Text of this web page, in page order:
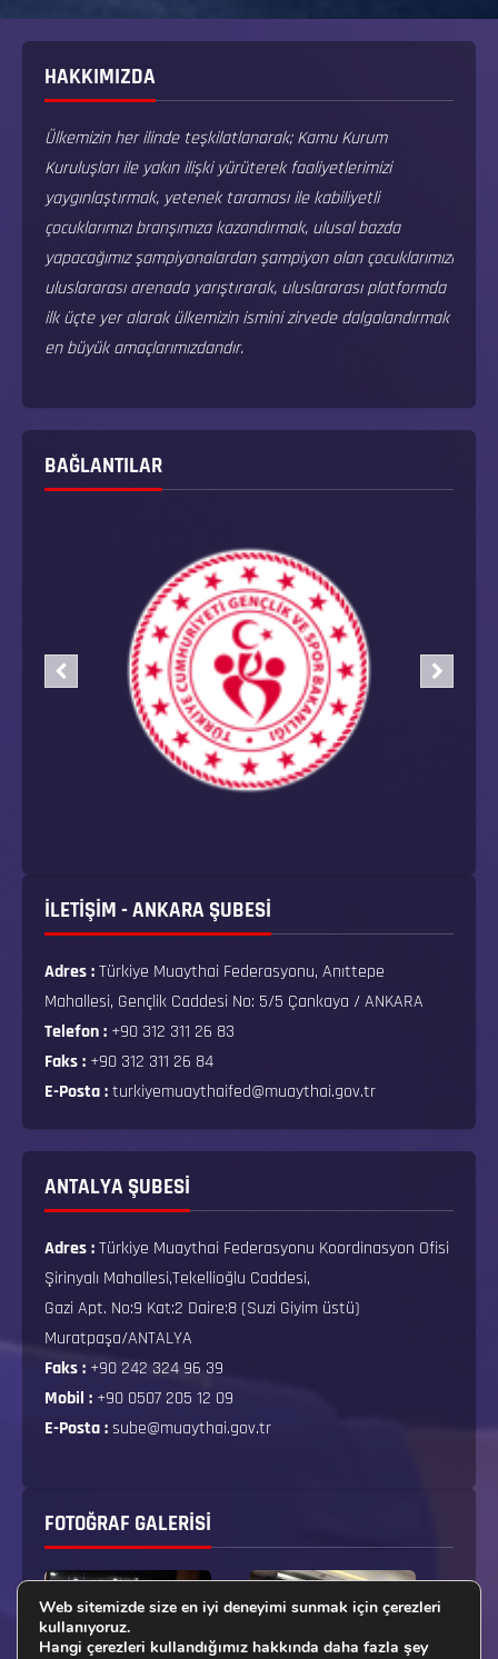
HAKKIMIZDA
Ülkemizin her ilinde teşkilatlanarak; Kamu Kurum
Kuruluşları ile yakın ilişki yürüterek faaliyetlerimizi
yaygınlaştırmak, yetenek taraması ile kabiliyetli
çocuklarımızı branşımıza kazandırmak, ulusal bazda
yapacağımız şampiyonalardan şampiyon olan çocuklarımızı
uluslararası arenada yarıştırarak, uluslararası platformda
ilk üçte yer alarak ülkemizin ismini zirvede dalgalandırmak
en büyük amaçlarımızdandır.
BAĞLANTILAR
İLETİŞİM - ANKARA ŞUBESİ
Adres :Türkiye Muaythai Federasyonu, Anıttepe
Mahallesi, Gençlik Caddesi No: 5/5 Çankaya / ANKARA
Telefon : +90 312 311 26 83
Faks : +90 312 311 26 84
E-Posta :turkiyemuaythaifed@muaythai.gov.tr
ANTALYA ŞUBESİ
Adres :Türkiye Muaythai Federasyonu Koordinasyon Ofisi
Şirinyalı Mahallesi,Tekellioğlu Caddesi,
Gazi Apt. No:9 Kat:2 Daire:8 (Suzi Giyim üstü)
Muratpaşa/ANTALYA
Faks : +90 242 324 96 39
Mobil : +90 0507 205 12 09
E-Posta :sube@muaythai.gov.tr
FOTOĞRAF GALERISI
Web sitemizde size en iyi deneyimi sunmak için çerezleri
kullanıyoruz.
Hangi çerezleri kullandığımız hakkında daha fazla şey